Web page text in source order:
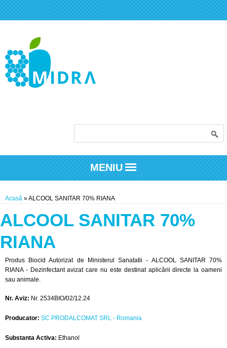
MENIU
Eşti aici
Acasă » ALCOOL SANITAR 70% RIANA
ALCOOL SANITAR 70%
RIANA
Produs Biocid Autorizat de Ministerul Sanatatii - ALCOOL SANITAR 70%
RIANA - Dezinfectant avizat care nu este destinat aplicării directe la oameni
sau animale.
Nr. Aviz: Nr. 2534BIO/02/12.24
Producator: SC PRODALCOMAT SRL - Romania
Substanta Activa: Ethanol